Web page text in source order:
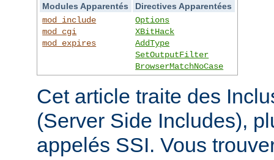
Modules Apparentés
Directives Apparentées
mod_include
mod_cgi
mod_expires
Options
XBitHack
AddType
SetOutputFilter
BrowserMatchNoCase
Cet article traite des
(Server Side Includes),
appelés SSI. Vous